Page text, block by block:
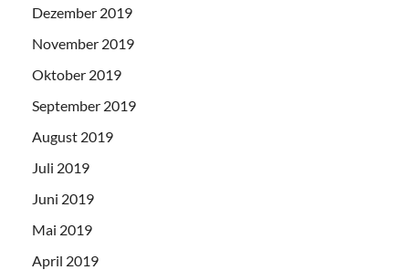
Dezember 2019
November 2019
Oktober 2019
September 2019
August 2019
Juli 2019
Juni 2019
Mai 2019
April 2019